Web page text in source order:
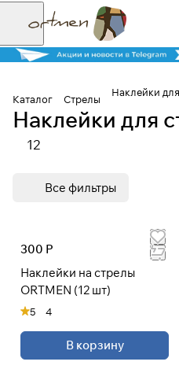
Каталог Стрелы
Наклейки
Наклейки для
12
Все фильтры
300 Р
Наклейки на стрелы
ORTMEN (12 шт)
5 4
В корзину
Для клиентов всех банков
оплату на
25%
в корзину